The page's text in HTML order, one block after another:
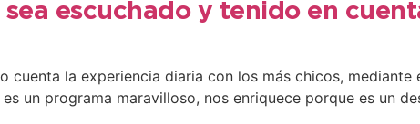
escuchado y tenido en
la experiencia diaria con los más chicos, mediante
un programa maravilloso, nos enriquece porque es un